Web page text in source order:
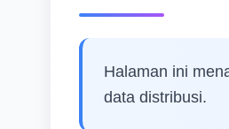
Halaman ini
data distribusi.